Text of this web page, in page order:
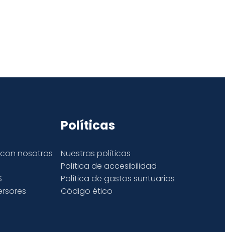
nosotros
Políticas
Nuestras políticas
Política de accesibilidad
Política de gastos suntuarios
Código ético